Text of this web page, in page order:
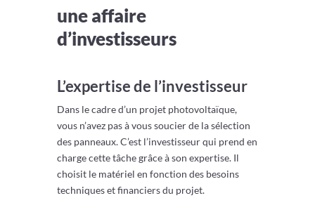
une affaire
d’investisseurs
L’expertise de l’investisseur
Dans le cadre d’un projet photovoltaïque,
vous n’avez pas à vous soucier de la sélection
des panneaux. C’est l’investisseur qui prend en
charge cette tâche grâce à son expertise. Il
choisit le matériel en fonction des besoins
techniques et financiers du projet.